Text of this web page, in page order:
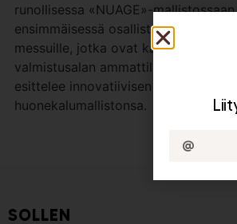
runollisessa «NUAGE»-
ensimmäisessä osallistumisessaan
messuille, jotka ovat kansainvälinen
valmistusalan ammattilaisten
esittelee innovatiivisen ja
huonekalumallistonsa.
SOLLEN